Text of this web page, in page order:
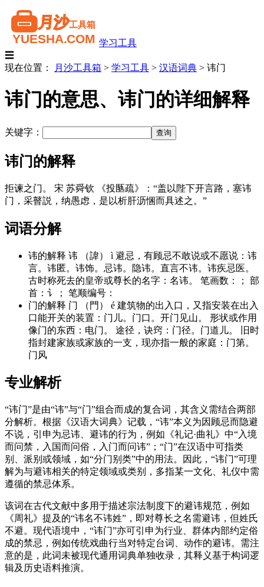
学习工具
☰
现在位置：
月沙工具箱 > 学习工具 > 汉语词典 > 讳门
讳门的意思、讳门的详细解释
关键字：
讳门的解释
拒谏之门。 宋 苏舜钦 《投匦疏》：“盖以陛下开言路，塞讳
门，采瞽説，纳愚虑，是以析肝沥悃而具述之。”
词语分解
讳的解释 讳 （諱） ì 避忌，有顾忌不敢说或不愿说：讳
言。讳匿。讳饰。忌讳。隐讳。直言不讳。讳疾忌医。
古时称死去的皇帝或尊长的名字：名讳。 笔画数：； 部
首：讠； 笔顺编号：
门的解释 门 （門） é 建筑物的出入口，又指安装在出入
口能开关的装置：门儿。门口。开门见山。 形状或作用
像门的东西：电门。 途径，诀窍：门径。门道儿。 旧时
指封建家族或家族的一支，现亦指一般的家庭：门第。
门风
专业解析
“讳门”是由“讳”与“门”组合而成的复合词，其含义需结合两部
分解析。根据《汉语大词典》记载，“讳”本义为因顾忌而隐避
不说，引申为忌讳、避讳的行为，例如《礼记·曲礼》中“入境
而问禁，入国而问俗，入门而问讳”；“门”在汉语中可指类
别、派别或领域，如“分门别类”中的用法。因此，“讳门”可理
解为与避讳相关的特定领域或类别，多指某一文化、礼仪中需
遵循的禁忌体系。
该词在古代文献中多用于描述宗法制度下的避讳规范，例如
《周礼》提及的“讳名不讳姓”，即对尊长之名需避讳，但姓氏
不避。现代语境中，“讳门”亦可引申为行业、群体内部约定俗
成的禁忌，例如传统戏曲行当对特定台词、动作的避讳。需注
意的是，此词未被现代通用词典单独收录，其释义基于构词逻
辑及历史语料推演。